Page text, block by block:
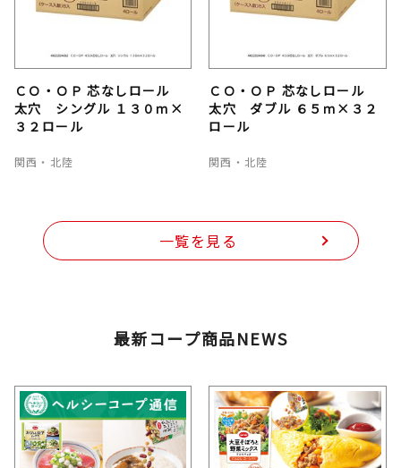
ＣＯ・ＯＰ 芯なしロール
太穴 シングル １３０ｍ×
３２ロール
関西・北陸
ＣＯ・ＯＰ 芯なしロール
太穴 ダブル ６５ｍ×３２
ロール
関西・北陸
一覧を見る
最新コープ商品NEWS